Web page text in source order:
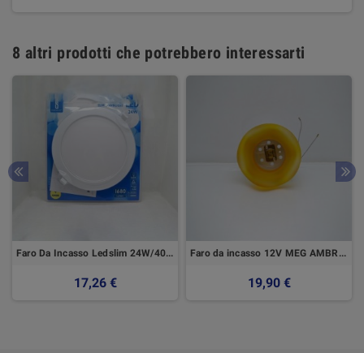
8 altri prodotti che potrebbero interessarti
Faro Da Incasso Ledslim 24W/4000K
17,26 €
Faro da incasso 12V MEG AMBRA - Microluce
19,90 €